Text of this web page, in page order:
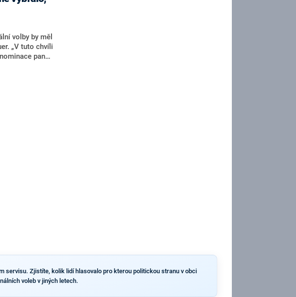
Jak moc je
volbách 2028
volby by měl
„V tuto chvíli
pana
pro
Martin
jako o
servisu. Zjistíte, kolik lidí hlasovalo pro kterou politickou stranu v obci
voleb v jiných letech.